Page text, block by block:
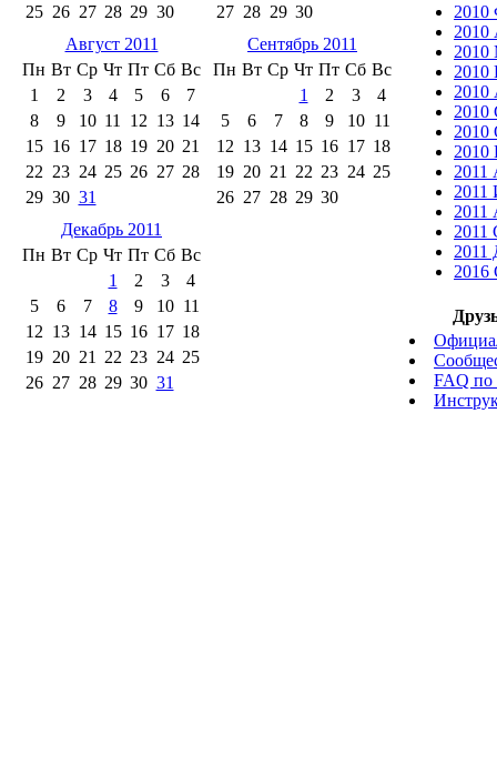
25 26 27 28 29 30
27 28 29 30
Август 2011
Пн Вт Ср Чт Пт Сб Вс
1
2 3 4 5 6
7
8
9 10 11 12 13 14
15 16 17 18 19 20 21
22 23 24 25 26 27 28
29 30 31
Сентябрь 2011
Пн Вт Ср Чт Пт Сб Вс
1
2 3
4
5
6 7 8 9 10 11
12 13 14 15 16 17 18
19 20 21 22 23 24 25
26 27 28 29 30
Декабрь 2011
Пн Вт Ср Чт Пт Сб Вс
1
2 3
4
5
6 7 8 9 10 11
12 13 14 15 16 17 18
19 20 21 22 23 24 25
26 27 28 29 30 31
2010
2010
2010
2010
2010
2010
2010
2011
2011
2011
2011
2016
FAQ по